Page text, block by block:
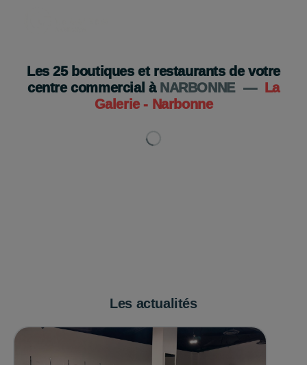
Les25boutiques et restaurants de votre
centre commercial à NARBONNE —
La
Galerie - Narbonne
Les actualités